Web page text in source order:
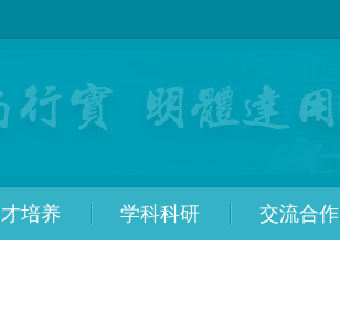
培养 学科科研 交流合作